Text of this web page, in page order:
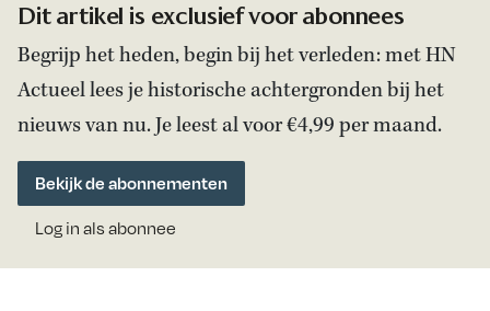
Dit artikel is exclusief voor abonnees
Begrijp het heden, begin bij het verleden: met HN
Actueel lees je historische achtergronden bij het
nieuws van nu. Je leest al voor €4,99 per maand.
Bekijk de abonnementen
Log in als abonnee